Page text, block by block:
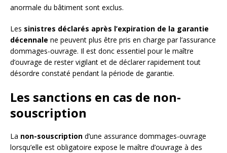
anormale du bâtiment sont exclus.
Les sinistres déclarés après l’expiration de la garantie
décennale ne peuvent plus être pris en charge par l’assurance
dommages-ouvrage. Il est donc essentiel pour le maître
d’ouvrage de rester vigilant et de déclarer rapidement tout
désordre constaté pendant la période de garantie.
Les sanctions en cas de non-
souscription
La non-souscription d’une assurance dommages-ouvrage
lorsqu’elle est obligatoire expose le maître d’ouvrage à des